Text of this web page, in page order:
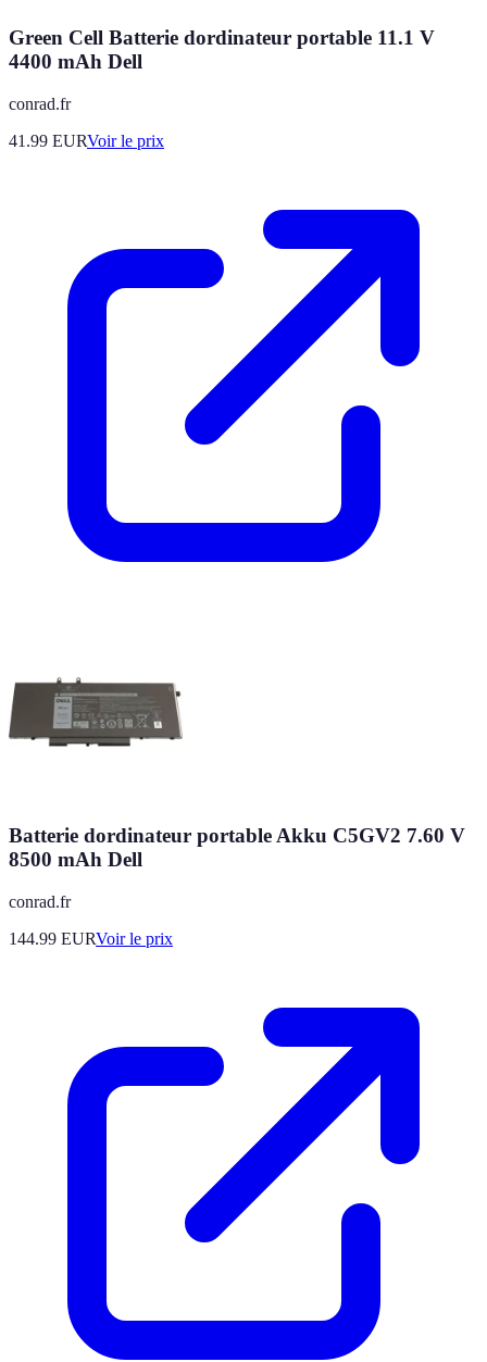
Green Cell Batterie dordinateur portable 11.1 V
4400 mAh Dell
conrad.fr
41.99 EURVoir le prix
Batterie dordinateur portable Akku C5GV2 7.60 V
8500 mAh Dell
conrad.fr
144.99 EURVoir le prix